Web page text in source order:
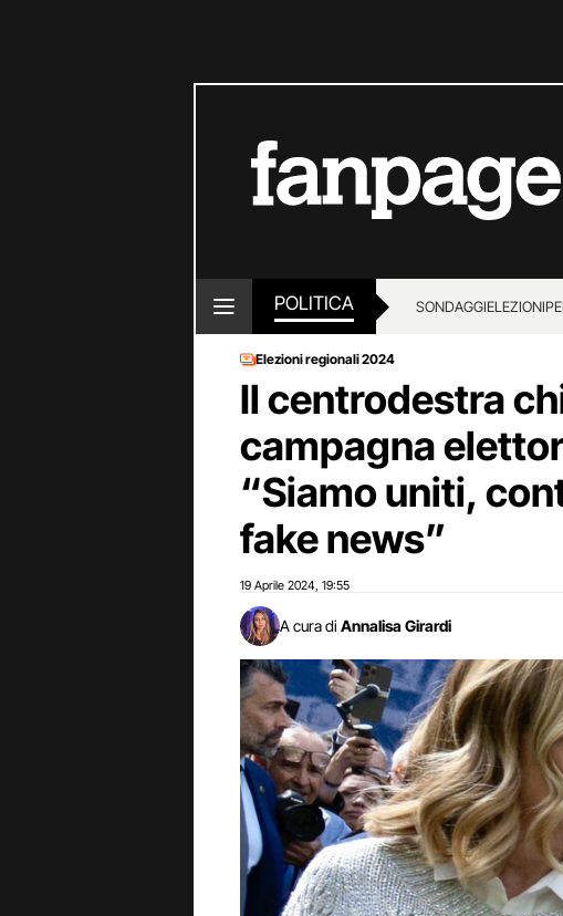
POLITICA SONDAGGIELEZIONI
Elezioni regionali 2024
Il centrodestra
campagna
“Siamo uniti,
fake news”
19 Aprile 2024 19:55
A cura di Annalisa Girardi